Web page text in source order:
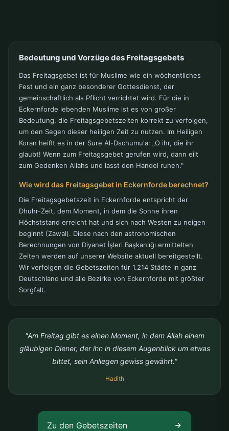
Bedeutung und Vorzüge des Freitagsgebets
Das Freitagsgebet ist für Muslime wie ein wöchentliches
Fest und ein ganz besonderer Gottesdienst, der
gemeinschaftlich als Pflicht verrichtet wird. Für die in
Eckernforde lebenden Muslime ist es von großer
Bedeutung, die Freitagsgebetszeiten korrekt zu verfolgen,
um den Segen dieser heiligen Zeit zu nutzen. Im Heiligen
Koran heißt es in der Sure Al-Dschumu'a: „O ihr, die ihr
glaubt! Wenn zum Freitagsgebet gerufen wird, dann eilt
zum Gedenken Allahs und lasst den Handel ruhen."
Wie wird das Freitagsgebet in Eckernforde berechnet?
Die Freitagsgebetszeit in Eckernforde entspricht der
Dhuhr-Zeit, dem Moment, in dem die Sonne ihren
Höchststand erreicht hat und sich nach Westen zu neigen
beginnt (Zawal). Diese nach den astronomischen
Berechnungen von Diyanet İşleri Başkanlığı ermittelten
Zeiten werden auf unserer Website aktuell bereitgestellt.
Wir verfolgen die Gebetszeiten für 1.214 Städte in ganz
Deutschland und alle Bezirke von Eckernforde mit größter
Sorgfalt.
"Am Freitag gibt es einen Moment, in dem Allah einem
gläubigen Diener, der ihn in diesem Augenblick um etwas
bittet, sein Anliegen gewiss gewährt."
Hadith
Zu den Gebetszeiten